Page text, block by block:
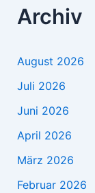
Archiv
August 2026
Juli 2026
Juni 2026
April 2026
März 2026
Februar 2026